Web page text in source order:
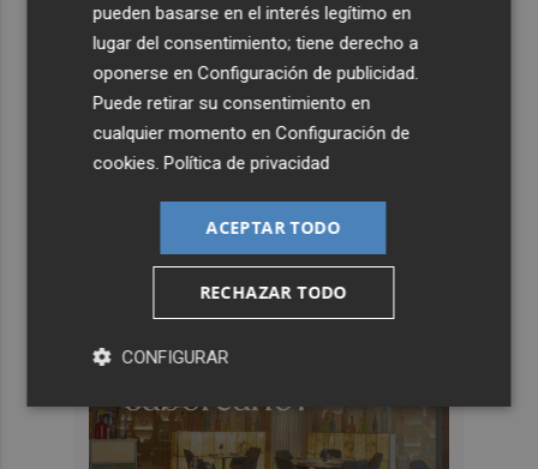
pueden basarse en el interés legítimo en
lugar del consentimiento; tiene derecho a
oponerse enConfiguración de publicidad
Puede retirar su consentimiento en
cualquier momento enConfiguración de
cookies .Política de privacidad
ACEPTAR TODO
RECHAZAR TODO
CONFIGURAR